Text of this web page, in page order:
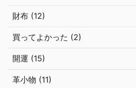
財布 (12)
買ってよかった (2)
開運 (15)
革小物 (11)